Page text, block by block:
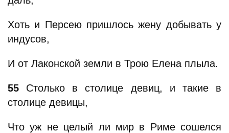
Хоть и Персею пришлось жену добывать у
индусов,
И от Лаконской земли в Трою Елена плыла.
55 Столько в столице девиц, и такие в
столице девицы,
Что уж не целый ли мир в Риме сошелся